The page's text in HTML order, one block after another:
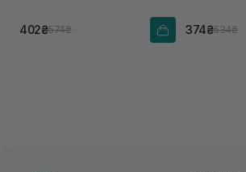
402₴574₴ 374₴534₴